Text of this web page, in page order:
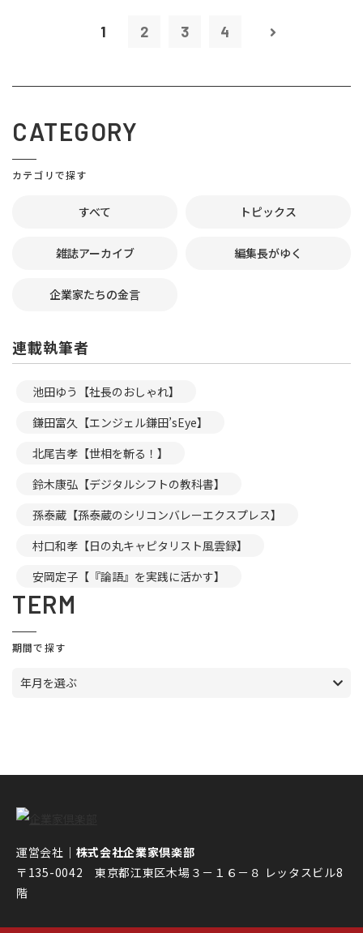
1 2 3 4
CATEGORY
カテゴリで探す
すべて トピックス
雑誌アーカイブ 編集長がゆく
企業家たちの金言
連載執筆者
池田ゆう【社長のおしゃれ】
鎌田富久【エンジェル鎌田’sEye】
北尾吉孝【世相を斬る！】
鈴木康弘【デジタルシフトの教科書】
孫泰蔵【孫泰蔵のシリコンバレーエクスプレス】
村口和孝【日の丸キャピタリスト風雲録】
安岡定子【『論語』を実践に活かす】
TERM
期間で探す
年月を選ぶ
運営会社｜ 株式会社企業家倶楽部
〒135-0042 東京都江東区木場３－１６－８ レッタスビル8
階